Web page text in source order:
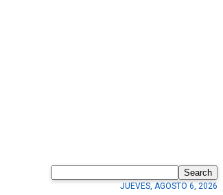
Search
JUEVES, AGOSTO 6, 2026